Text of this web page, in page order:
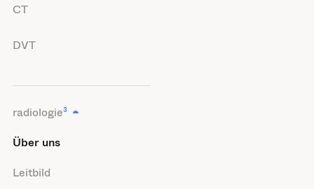
CT
DVT
radiologie³
Über uns
Leitbild